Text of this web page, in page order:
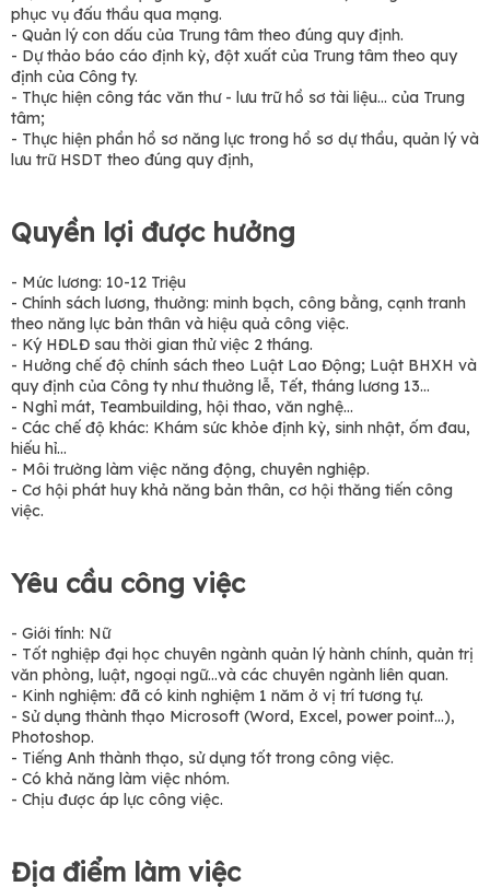
phục vụ đấu thầu qua mạng.
- Quản lý con dấu của Trung tâm theo đúng quy định.
- Dự thảo báo cáo định kỳ, đột xuất của Trung tâm theo quy
định của Công ty.
- Thực hiện công tác văn thư - lưu trữ hồ sơ tài liệu… của Trung
tâm;
- Thực hiện phần hồ sơ năng lực trong hồ sơ dự thầu, quản lý và
lưu trữ HSDT theo đúng quy định,
Quyền lợi được hưởng
- Mức lương: 10-12 Triệu
- Chính sách lương, thưởng: minh bạch, công bằng, cạnh tranh
theo năng lực bản thân và hiệu quả công việc.
- Ký HĐLĐ sau thời gian thử việc 2 tháng.
- Hưởng chế độ chính sách theo Luật Lao Động; Luật BHXH và
quy định của Công ty như thưởng lễ, Tết, tháng lương 13…
- Nghỉ mát, Teambuilding, hội thao, văn nghệ...
- Các chế độ khác: Khám sức khỏe định kỳ, sinh nhật, ốm đau,
hiếu hỉ…
- Môi trường làm việc năng động, chuyên nghiệp.
- Cơ hội phát huy khả năng bản thân, cơ hội thăng tiến công
việc.
Yêu cầu công việc
- Giới tính: Nữ
- Tốt nghiệp đại học chuyên ngành quản lý hành chính, quản trị
văn phòng, luật, ngoại ngữ…và các chuyên ngành liên quan.
- Kinh nghiệm: đã có kinh nghiệm 1 năm ở vị trí tương tự.
- Sử dụng thành thạo Microsoft (Word, Excel, power point...),
Photoshop.
- Tiếng Anh thành thạo, sử dụng tốt trong công việc.
- Có khả năng làm việc nhóm.
- Chịu được áp lực công việc.
Địa điểm làm việc